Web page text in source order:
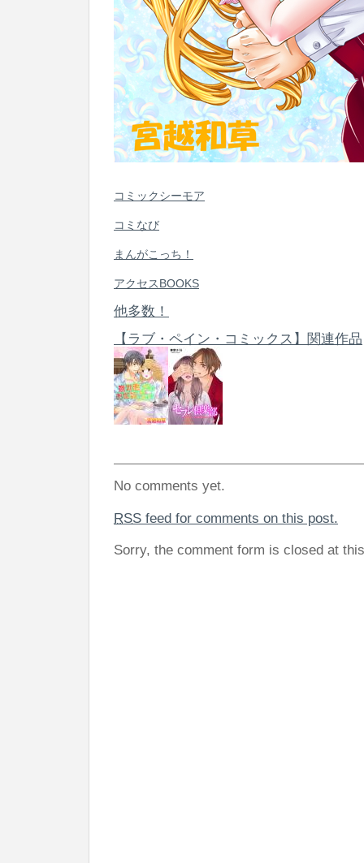
コミックシーモア
コミなび
まんがこっち！
アクセスBOOKS
他多数！
【ラブ・ペイン・コミックス】関連作品
No comments yet.
RSS feed for comments on this post.
Sorry, the comment form is closed at